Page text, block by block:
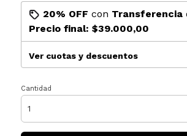
20% OFF con Transferencia
Precio final: $39.000,00
Ver cuotas y descuentos
Cantidad